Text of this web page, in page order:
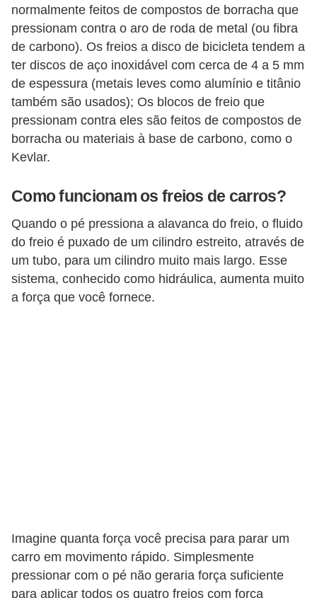
normalmente feitos de compostos de borracha que
pressionam contra o aro de roda de metal (ou fibra
de carbono). Os freios a disco de bicicleta tendem a
ter discos de aço inoxidável com cerca de 4 a 5 mm
de espessura (metais leves como alumínio e titânio
também são usados); Os blocos de freio que
pressionam contra eles são feitos de compostos de
borracha ou materiais à base de carbono, como o
Kevlar.
Como funcionam os freios de carros?
Quando o pé pressiona a alavanca do freio, o fluido
do freio é puxado de um cilindro estreito, através de
um tubo, para um cilindro muito mais largo. Esse
sistema, conhecido como hidráulica, aumenta muito
a força que você fornece.
Imagine quanta força você precisa para parar um
carro em movimento rápido. Simplesmente
pressionar com o pé não geraria força suficiente
para aplicar todos os quatro freios com força